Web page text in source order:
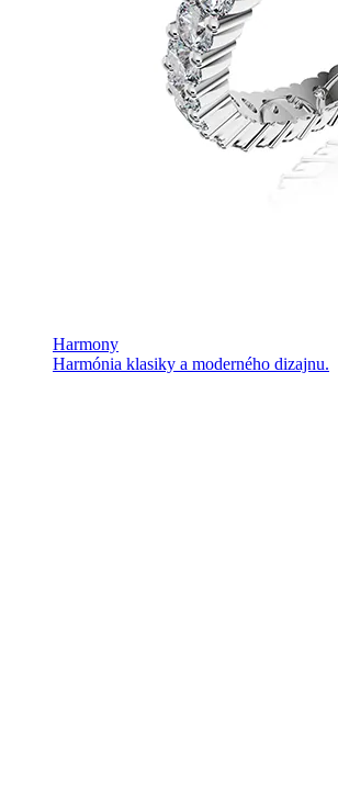
Harmony
Harmónia klasiky a moderného dizajnu.